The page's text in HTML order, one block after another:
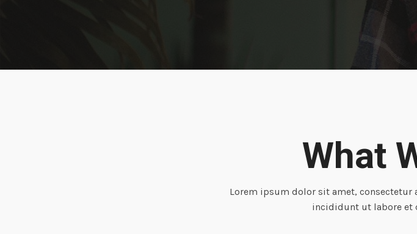
What
Lorem ipsum dolor sit amet,
incididunt ut labore et